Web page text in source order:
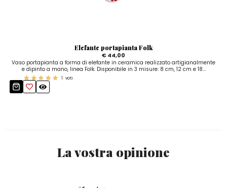
Elefante portapianta Folk
€ 44,00
Vaso portapianta a forma di elefante in ceramica realizzato artigianalmente
e dipinto a mano, linea Folk. Disponibile in 3 misure: 8 cm, 12 cm e 18...
1 voti
La vostra opinione